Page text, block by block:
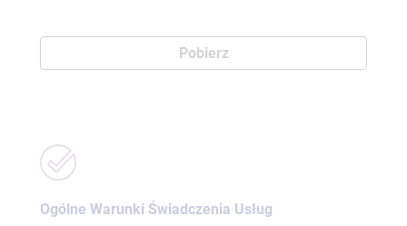
Pobierz
Ogólne Warunki Świadczenia Usług